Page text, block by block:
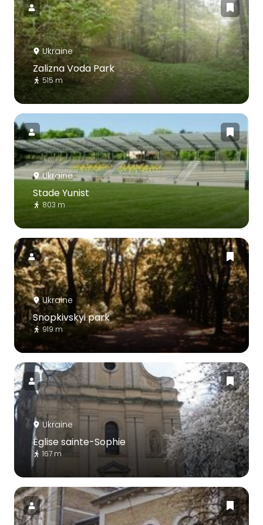
Ukraine
Zalizna Voda Park
515 m
Ukraine
Stade Yunist
803 m
Ukraine
Snopkivskyi park
919 m
Ukraine
Église sainte-Sophie
167 m